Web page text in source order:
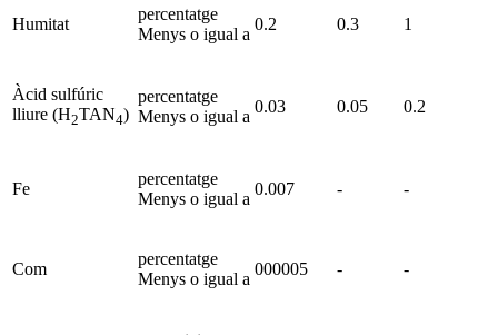
Humitat
percentatge
Menys o igual a
0.2 0.3 1
Àcid sulfúric
lliure (H2TAN4)
percentatge
Menys o igual a
0.03 0.05 0.2
Fe
percentatge
Menys o igual a
0.007 - -
Com
percentatge
Menys o igual a
000005 - -